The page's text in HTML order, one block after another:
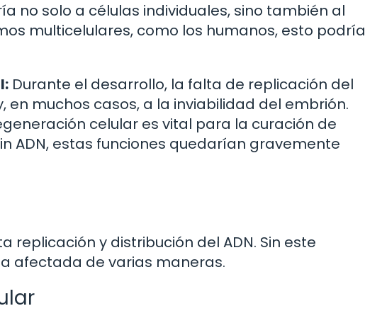
no solo a células individuales, sino también al
multicelulares, como los humanos, esto podría
Durante el desarrollo, la falta de replicación del
en muchos casos, a la inviabilidad del embrión.
celular es vital para la curación de
ADN, estas funciones quedarían gravemente
replicación y distribución del ADN. Sin este
afectada de varias maneras.